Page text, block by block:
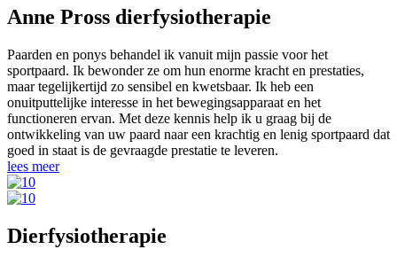
Anne Pross dierfysiotherapie
Paarden en ponys behandel ik vanuit mijn passie voor het
sportpaard. Ik bewonder ze om hun enorme kracht en prestaties,
maar tegelijkertijd zo sensibel en kwetsbaar. Ik heb een
onuitputtelijke interesse in het bewegingsapparaat en het
functioneren ervan. Met deze kennis help ik u graag bij de
ontwikkeling van uw paard naar een krachtig en lenig sportpaard dat
goed in staat is de gevraagde prestatie te leveren.
lees meer
Dierfysiotherapie